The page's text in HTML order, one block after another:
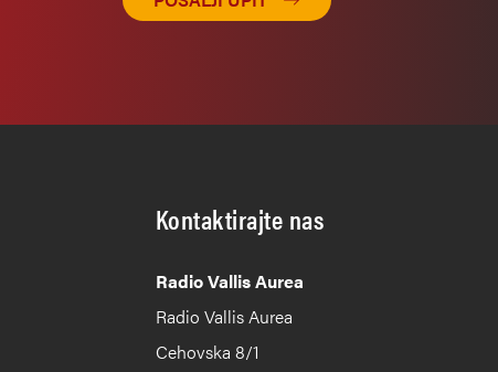
Kontaktirajte nas
Radio Vallis Aurea
Radio Vallis Aurea
Cehovska 8/1